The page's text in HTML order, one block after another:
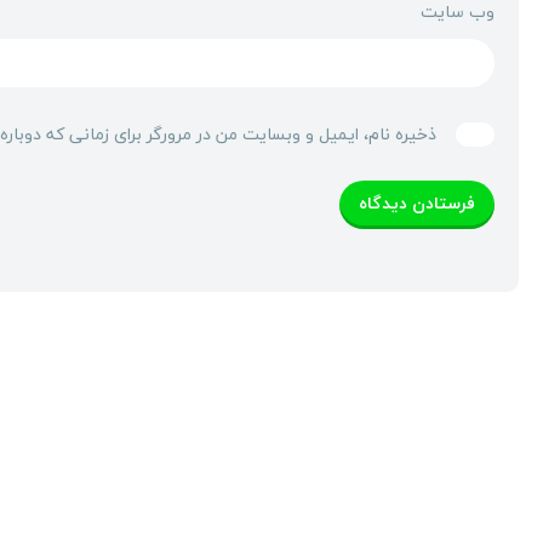
وب‌ سایت
ذخیره نام، ایمیل و وبسایت من در مرورگر برای زمانی که